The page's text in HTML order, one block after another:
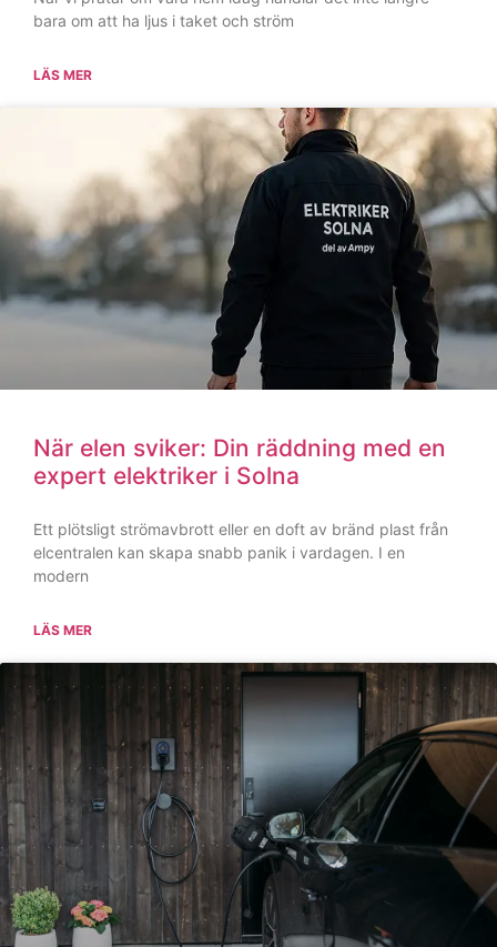
Säkra ditt hem med rätt kompetens:
Din lokala expert på el i Solna
När det kommer till elektriska installationer i hemmet eller
på kontoret finns det ingen plats för kompromisser.
Elsystemet är hjärtat
LÄS MER
Din trygga partner för alla typer av
elarbeten i Solna
Att hitta en pålitlig och kompetent elektriker är avgörande
för både säkerheten och funktionen i ditt hem eller på din
LÄS MER